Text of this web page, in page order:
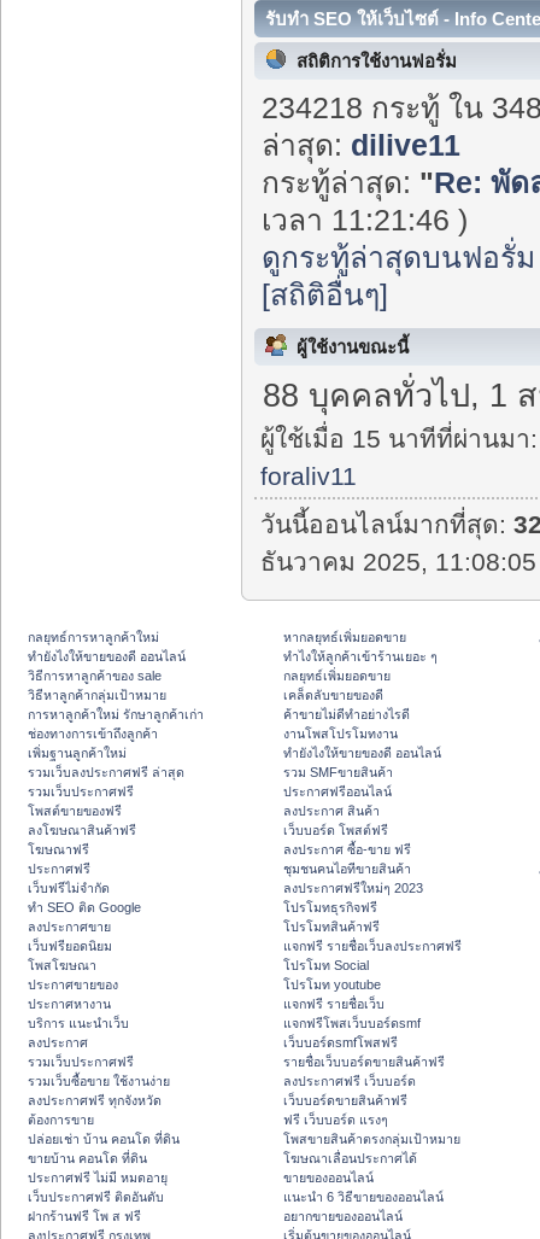
รับทำ SEO ให้เว็บไซต์ - Info
สถิติการใช้งานฟอรั่ม
234218 กระทู้ ใน
ล่าสุด: dilive11
กระทู้ล่าสุด: "Re: พัด
เวลา 11:21:46 )
ดูกระทู้ล่าสุดบนฟอรั่ม
[สถิติอื่นๆ]
ผู้ใช้งานขณะนี้
88 บุคคลทั่วไป, 1
ผู้ใช้เมื่อ 15 นาทีที่ผ่านมา:
foraliv11
วันนี้ออนไลน์มากที่สุด:
ธันวาคม 2025,
กลยุทธ์การหาลูกค้าใหม่
ทํายังไงให้ขายของดี ออนไลน์
วิธีการหาลูกค้าของ sale
วิธีหาลูกค้ากลุ่มเป้าหมาย
การหาลูกค้าใหม่ รักษาลูกค้าเก่า
ช่องทางการเข้าถึงลูกค้า
เพิ่มฐานลูกค้าใหม่
รวมเว็บลงประกาศฟรี ล่าสุด
รวมเว็บประกาศฟรี
โพสต์ขายของฟรี
ลงโฆษณาสินค้าฟรี
โฆษณาฟรี
ประกาศฟรี
เว็บฟรีไม่จำกัด
ทำ SEO ติด Google
ลงประกาศขาย
เว็บฟรียอดนิยม
โพสโฆษณา
ประกาศขายของ
ประกาศหางาน
บริการ แนะนำเว็บ
ลงประกาศ
รวมเว็บประกาศฟรี
รวมเว็บซื้อขาย ใช้งานง่าย
ลงประกาศฟรี ทุกจังหวัด
ต้องการขาย
ปล่อยเช่า บ้าน คอนโด ที่ดิน
ขายบ้าน คอนโด ที่ดิน
ประกาศฟรี ไม่มี หมดอายุ
เว็บประกาศฟรี ติดอันดับ
ฝากร้านฟรี โพ ส ฟรี
ลงประกาศฟรี กรุงเทพ
หากลยุทธ์เพิ่มยอดขาย
ทําไงให้ลูกค้าเข้าร้านเยอะ ๆ
กลยุทธ์เพิ่มยอดขาย
เคล็ดลับขายของดี
ค้าขายไม่ดีทำอย่างไรดี
งานโพสโปรโมทงาน
ทํายังไงให้ขายของดี ออนไลน์
รวม SMFขายสินค้า
ประกาศฟรีออนไลน์
ลงประกาศ สินค้า
เว็บบอร์ด โพสต์ฟรี
ลงประกาศ ซื้อ-ขาย ฟรี
ชุมชนคนไอทีขายสินค้า
ลงประกาศฟรีใหม่ๆ 2023
โปรโมทธุรกิจฟรี
โปรโมทสินค้าฟรี
แจกฟรี รายชื่อเว็บลงประกาศฟรี
โปรโมท Social
โปรโมท youtube
แจกฟรี รายชื่อเว็บ
แจกฟรีโพสเว็บบอร์ดsmf
เว็บบอร์ดsmfโพสฟรี
รายชื่อเว็บบอร์ดขายสินค้าฟรี
ลงประกาศฟรี เว็บบอร์ด
เว็บบอร์ดขายสินค้าฟรี
ฟรี เว็บบอร์ด แรงๆ
โพสขายสินค้าตรงกลุ่มเป้าหมาย
โฆษณาเลื่อนประกาศได้
ขายของออนไลน์
แนะนำ 6 วิธีขายของออนไลน์
อยากขายของออนไลน์
เริ่มต้นขายของออนไลน์